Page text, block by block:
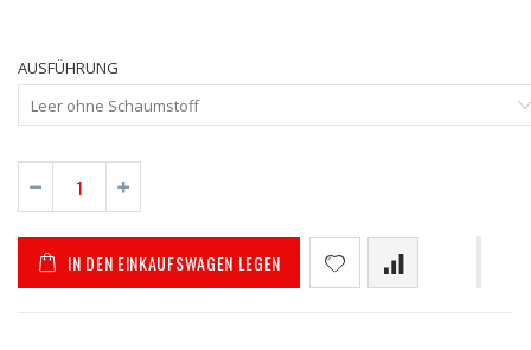
AUSFÜHRUNG
IN DEN EINKAUFSWAGEN LEGEN